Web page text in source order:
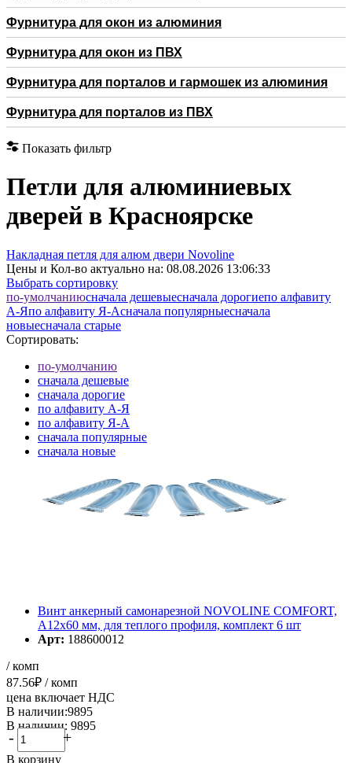
Фурнитура для окон из алюминия
Фурнитура для окон из ПВХ
Фурнитура для порталов и гармошек из алюминия
Фурнитура для порталов из ПВХ
Показать фильтр
Петли для алюминиевых
дверей в Красноярске
Накладная петля для алюм двери Novoline
Цены и Кол-во актуально на: 08.08.2026 13:06:33
Выбрать сортировку
по-умолчаниюcначала дешевыеcначала дорогиепо алфавиту
А-Япо алфавиту Я-Аcначала популярныеcначала
новыеcначала старые
Сортировать:
по-умолчанию
cначала дешевые
cначала дорогие
по алфавиту А-Я
по алфавиту Я-А
cначала популярные
cначала новые
Элементов на страницу
Винт анкерный самонарезной NOVOLINE COMFORT,
A12x60 мм, для теплого профиля, комплект 6 шт
Арт: 188600012
/ комп
87.56₽ / комп
цена включает НДС
В наличии:9895
В наличии: 9895
- +
В корзину